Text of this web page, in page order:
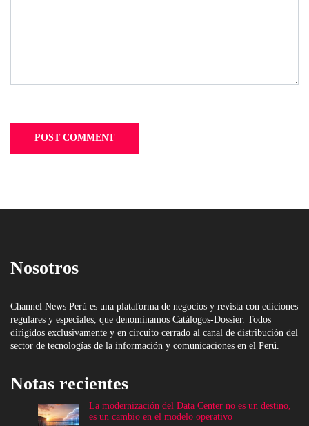
Nosotros
Channel News Perú es una plataforma de negocios y revista con ediciones
regulares y especiales, que denominamos Catálogos-Dossier. Todos
dirigidos exclusivamente y en circuito cerrado al canal de distribución del
sector de tecnologías de la información y comunicaciones en el Perú.
Notas recientes
La modernización del Data Center no es un destino,
es un cambio en el modelo operativo